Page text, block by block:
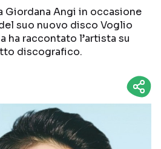
Giordana Angi in occasione
suo nuovo disco Voglio
ha raccontato l’artista su
discografico.